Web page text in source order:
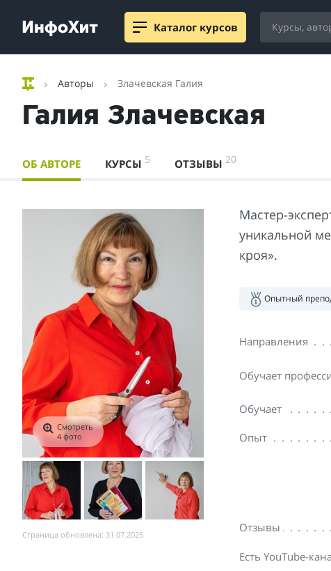
Каталог курсов
Авторы Злачевская Галия
Галия Злачевская
ОБ АВТОРЕ КУРСЫ 5 ОТЗЫВЫ20
Смотреть
4 фото
Страница обновлена: 31.07.2025
Мастер-
уникальной
кроя».
Опытный
Направления
Обучает
Обучает
Опыт
Отзывы
Есть YouTube-